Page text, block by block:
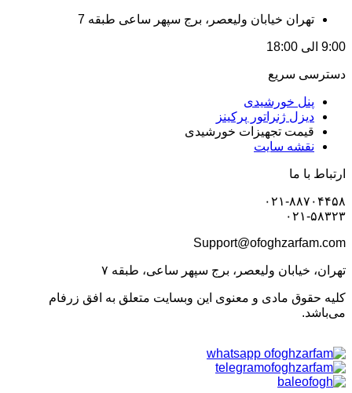
تهران خیابان ولیعصر، برج سپهر ساعی طبقه 7
9:00 الی 18:00
دسترسی سریع
پنل خورشیدی
دیزل ژنراتور پرکینز
قیمت تجهیزات خورشیدی
نقشه سایت
ارتباط با ما
۰۲۱-۸۸۷۰۴۴۵۸
۰۲۱-۵۸۳۲۳
Support@ofoghzarfam.com
تهران، خیابان ولیعصر، برج سپهر ساعی، طبقه ۷
کلیه حقوق مادی و معنوی این وبسایت متعلق به افق زرفام
می‌باشد.